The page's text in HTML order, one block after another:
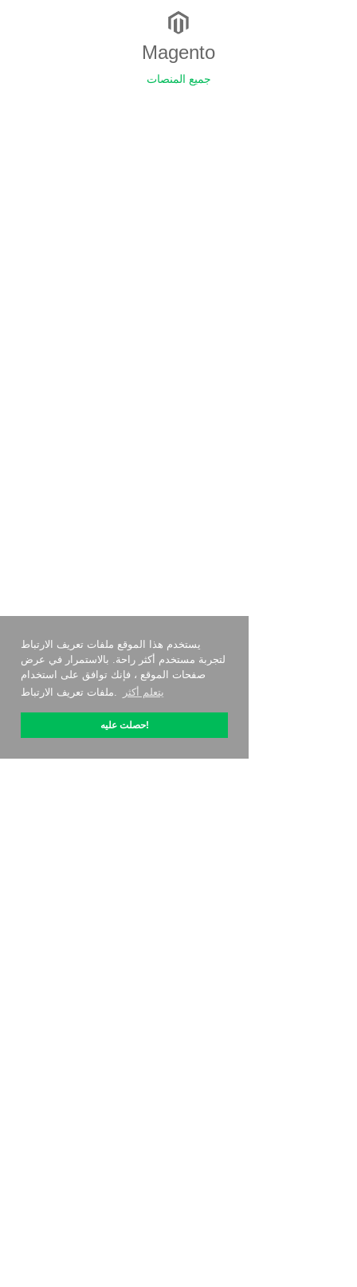
يستخدم هذا الموقع ملفات تعريف الارتباط
لتجربة مستخدم أكثر راحة. بالاستمرار في عرض
صفحات الموقع ، فإنك توافق على استخدام
ملفات تعريف الارتباط.
يتعلم أكثر
حصلت عليه!
Magento
جميع المنصات